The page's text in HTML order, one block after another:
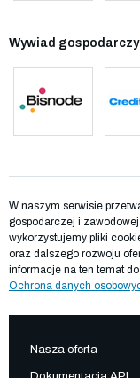
Wywiad gospodarczy
W naszym serwisie
gospodarczej i
wykorzystujemy pliki
oraz dalszego rozwoju
informacje na ten temat
Ochrona danych
Nasza oferta